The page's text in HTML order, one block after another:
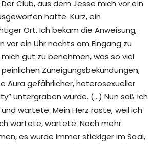
Club, aus dem Jesse mich vor ein
hatte. Kurz, ein
Ort. Ich bekam die Anweisung,
vor ein Uhr nachts am Eingang zu
gut zu benehmen, was so viel
Zuneigungsbekundungen,
Aura gefährlicher, heterosexueller
untergraben würde. (…) Nun saß ich
wartete. Mein Herz raste, weil ich
wartete, wartete. Noch mehr
es wurde immer stickiger im Saal,